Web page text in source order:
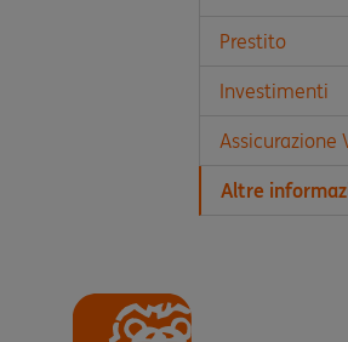
Prestito
Investimenti
Assicurazione
Altre